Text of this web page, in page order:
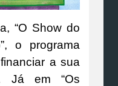
“O Show do
o programa
a sua
Já em “Os